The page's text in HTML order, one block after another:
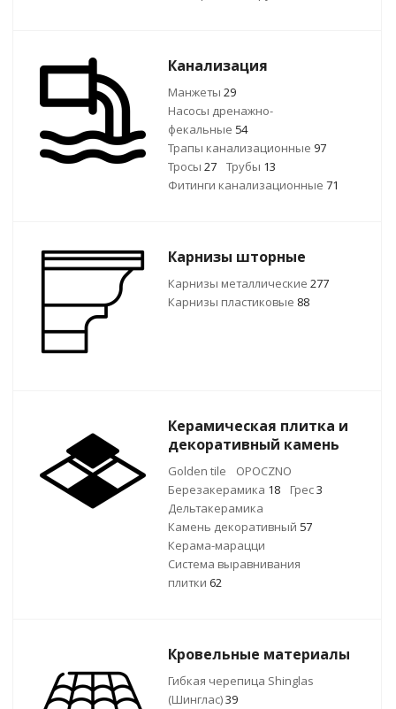
Канализация
Манжеты 29
Насосы дренажно-
фекальные 54
Трапы канализационные 97
Тросы 27 Трубы 13
Фитинги канализационные 71
Карнизы шторные
Карнизы металлические 277
Карнизы пластиковые 88
Керамическая плитка и
декоративный камень
Golden tile
OPOCZNO
Березакерамика 18 Грес3
Дельтакерамика
Камень декоративный 57
Керама-марацци
Система выравнивания
плитки 62
Кровельные материалы
Гибкая черепица Shinglas
(Шинглас)39